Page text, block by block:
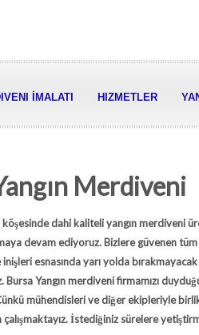
İMALATI HIZMETLER
Merdiveni
köşesinde dahi kaliteli yangın merdiveni
devam ediyoruz. Bizlere güvenen
esnasında yarı yolda
Bursa Yangın merdivenifirmamızı
mühendisleri ve diğer ekipleriyle
İstediğiniz sürelere